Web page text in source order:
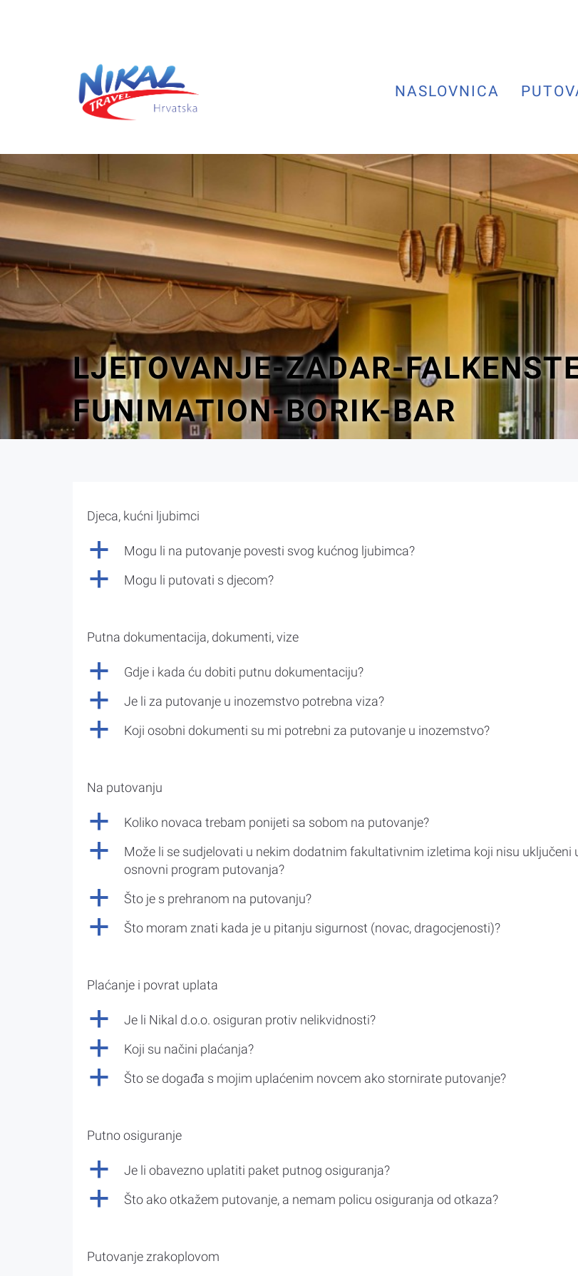
NASLOVNICA
LJETOVANJE-ZADAR-
FUNIMATION-BORIK-BAR
Djeca, kućni ljubimci
a Mogu li na putovanje povesti svog kućnog ljubimca?
a Mogu li putovati s djecom?
Putna dokumentacija, dokumenti, vize
a Gdje i kada ću dobiti putnu dokumentaciju?
a Je li za putovanje u inozemstvo potrebna viza?
a Koji osobni dokumenti su mi potrebni za putovanje u inozemstvo?
Na putovanju
a Koliko novaca trebam ponijeti sa sobom na putovanje?
a
Može li se sudjelovati u nekim dodatnim fakultativnim izletima koji nisu uključeni
osnovni program putovanja?
a Što je s prehranom na putovanju?
a Što moram znati kada je u pitanju sigurnost (novac, dragocjenosti)?
Plaćanje i povrat uplata
a Je li Nikal d.o.o. osiguran protiv nelikvidnosti?
a Koji su načini plaćanja?
a Što se događa s mojim uplaćenim novcem ako stornirate putovanje?
Putno osiguranje
a Je li obavezno uplatiti paket putnog osiguranja?
a Što ako otkažem putovanje, a nemam policu osiguranja od otkaza?
Putovanje zrakoplovom